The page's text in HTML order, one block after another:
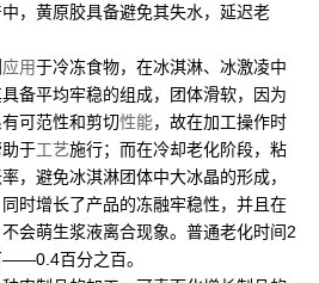
，黄原胶具备避免其失水，延迟老
应用于冷冻食物，在冰淇淋、冰激凌中
备平均牢稳的组成，团体滑软，因为
可范性和剪切性能，故在加工操作时
于工艺施行；而在冷却老化阶段，粘
，避免冰淇淋团体中大冰晶的形成，
时增长了产品的冻融牢稳性，并且在
会萌生浆液离合现象。普通老化时间2
百分之百。